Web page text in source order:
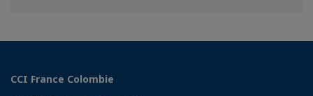
CCI France Colombie